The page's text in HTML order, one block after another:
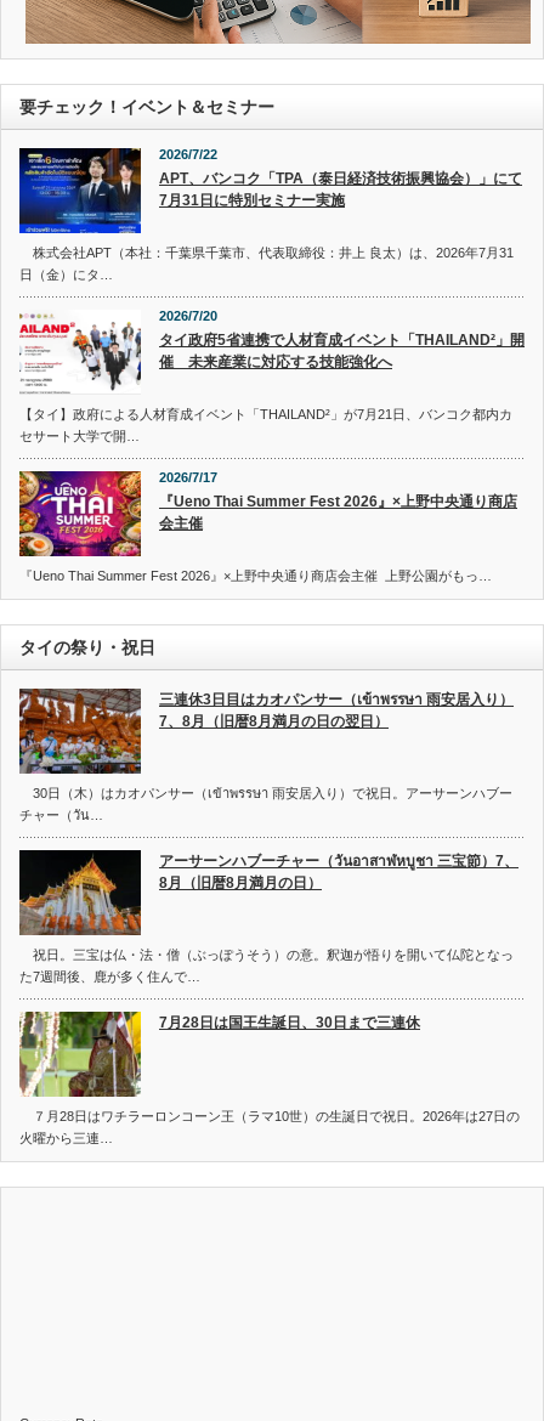
要チェック！イベント＆セミナー
2026/7/22
APT、バンコク「TPA（泰日経済技術振興協会）」にて
7月31日に特別セミナー実施
株式会社APT（本社：千葉県千葉市、代表取締役：井上 良太）は、2026年7月31
日（金）にタ…
2026/7/20
タイ政府5省連携で人材育成イベント「THAILAND²」開
催 未来産業に対応する技能強化へ
【タイ】政府による人材育成イベント「THAILAND²」が7月21日、バンコク都内カ
セサート大学で開…
2026/7/17
『Ueno Thai Summer Fest 2026』×上野中央通り商店
会主催
『Ueno Thai Summer Fest 2026』×上野中央通り商店会主催 上野公園がもっ…
タイの祭り・祝日
三連休3日目はカオパンサー（เข้าพรรษา 雨安居入り）
7、8月（旧暦8月満月の日の翌日）
30日（木）はカオパンサー（เข้าพรรษา 雨安居入り）で祝日。アーサーンハブー
チャー（วัน…
アーサーンハブーチャー（วันอาสาฬหบูชา 三宝節）7、
8月（旧暦8月満月の日）
祝日。三宝は仏・法・僧（ぶっぽうそう）の意。釈迦が悟りを開いて仏陀となっ
た7週間後、鹿が多く住んで…
7月28日は国王生誕日、30日まで三連休
７月28日はワチラーロンコーン王（ラマ10世）の生誕日で祝日。2026年は27日の
火曜から三連…